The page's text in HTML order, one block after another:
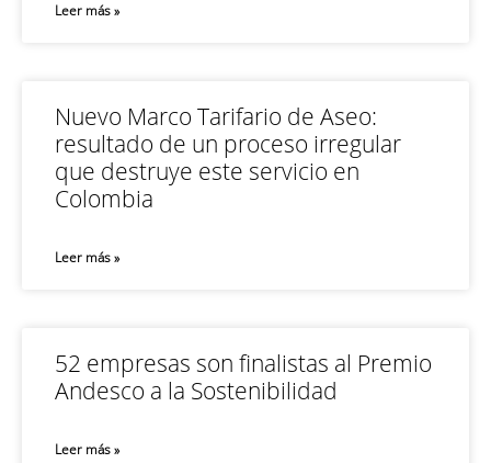
Leer más »
Nuevo Marco Tarifario de Aseo:
resultado de un proceso irregular
que destruye este servicio en
Colombia
Leer más »
52 empresas son finalistas al Premio
Andesco a la Sostenibilidad
Leer más »